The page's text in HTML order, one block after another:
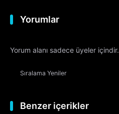
Yorumlar
Yorum alanı sadece üyeler içindir.
Sıralama Yeniler
Benzer içerikler